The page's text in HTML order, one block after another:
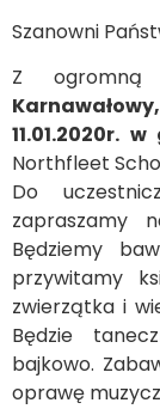
Szanowni
Z ogromną
Karnawałowy,
11.01.2020r.
Northfleet
Do
zapraszamy
Będziemy
przywitamy
zwierzątka i
Będzie
bajkowo.
oprawę